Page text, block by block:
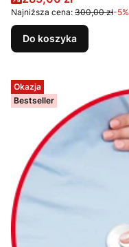
Najniższa cena: 300,00 zł-5%
Do koszyka
Okazja
Bestseller